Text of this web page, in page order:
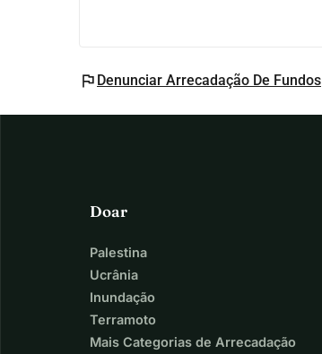
flag Denunciar Arrecadação De Fundos
Doar
Palestina
Ucrânia
Inundação
Terramoto
Mais Categorias de Arrecadação